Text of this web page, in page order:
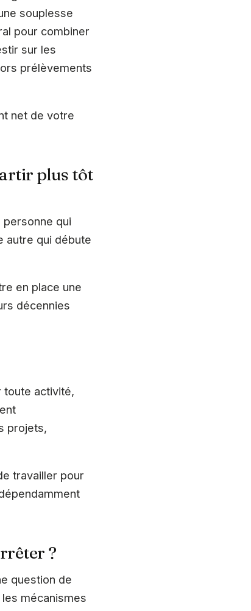
souplesse
pour combiner
sur les
prélèvements
net de votre
plus tôt
qui
autre qui débute
en place une
décennies
toute activité,
projets,
travailler pour
?
question de
mécanismes